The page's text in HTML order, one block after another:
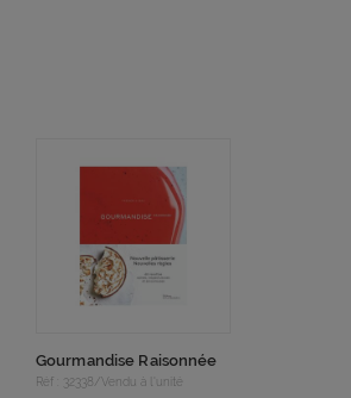
Gourmandise Raisonnée
Réf : 32338/Vendu à l'unité